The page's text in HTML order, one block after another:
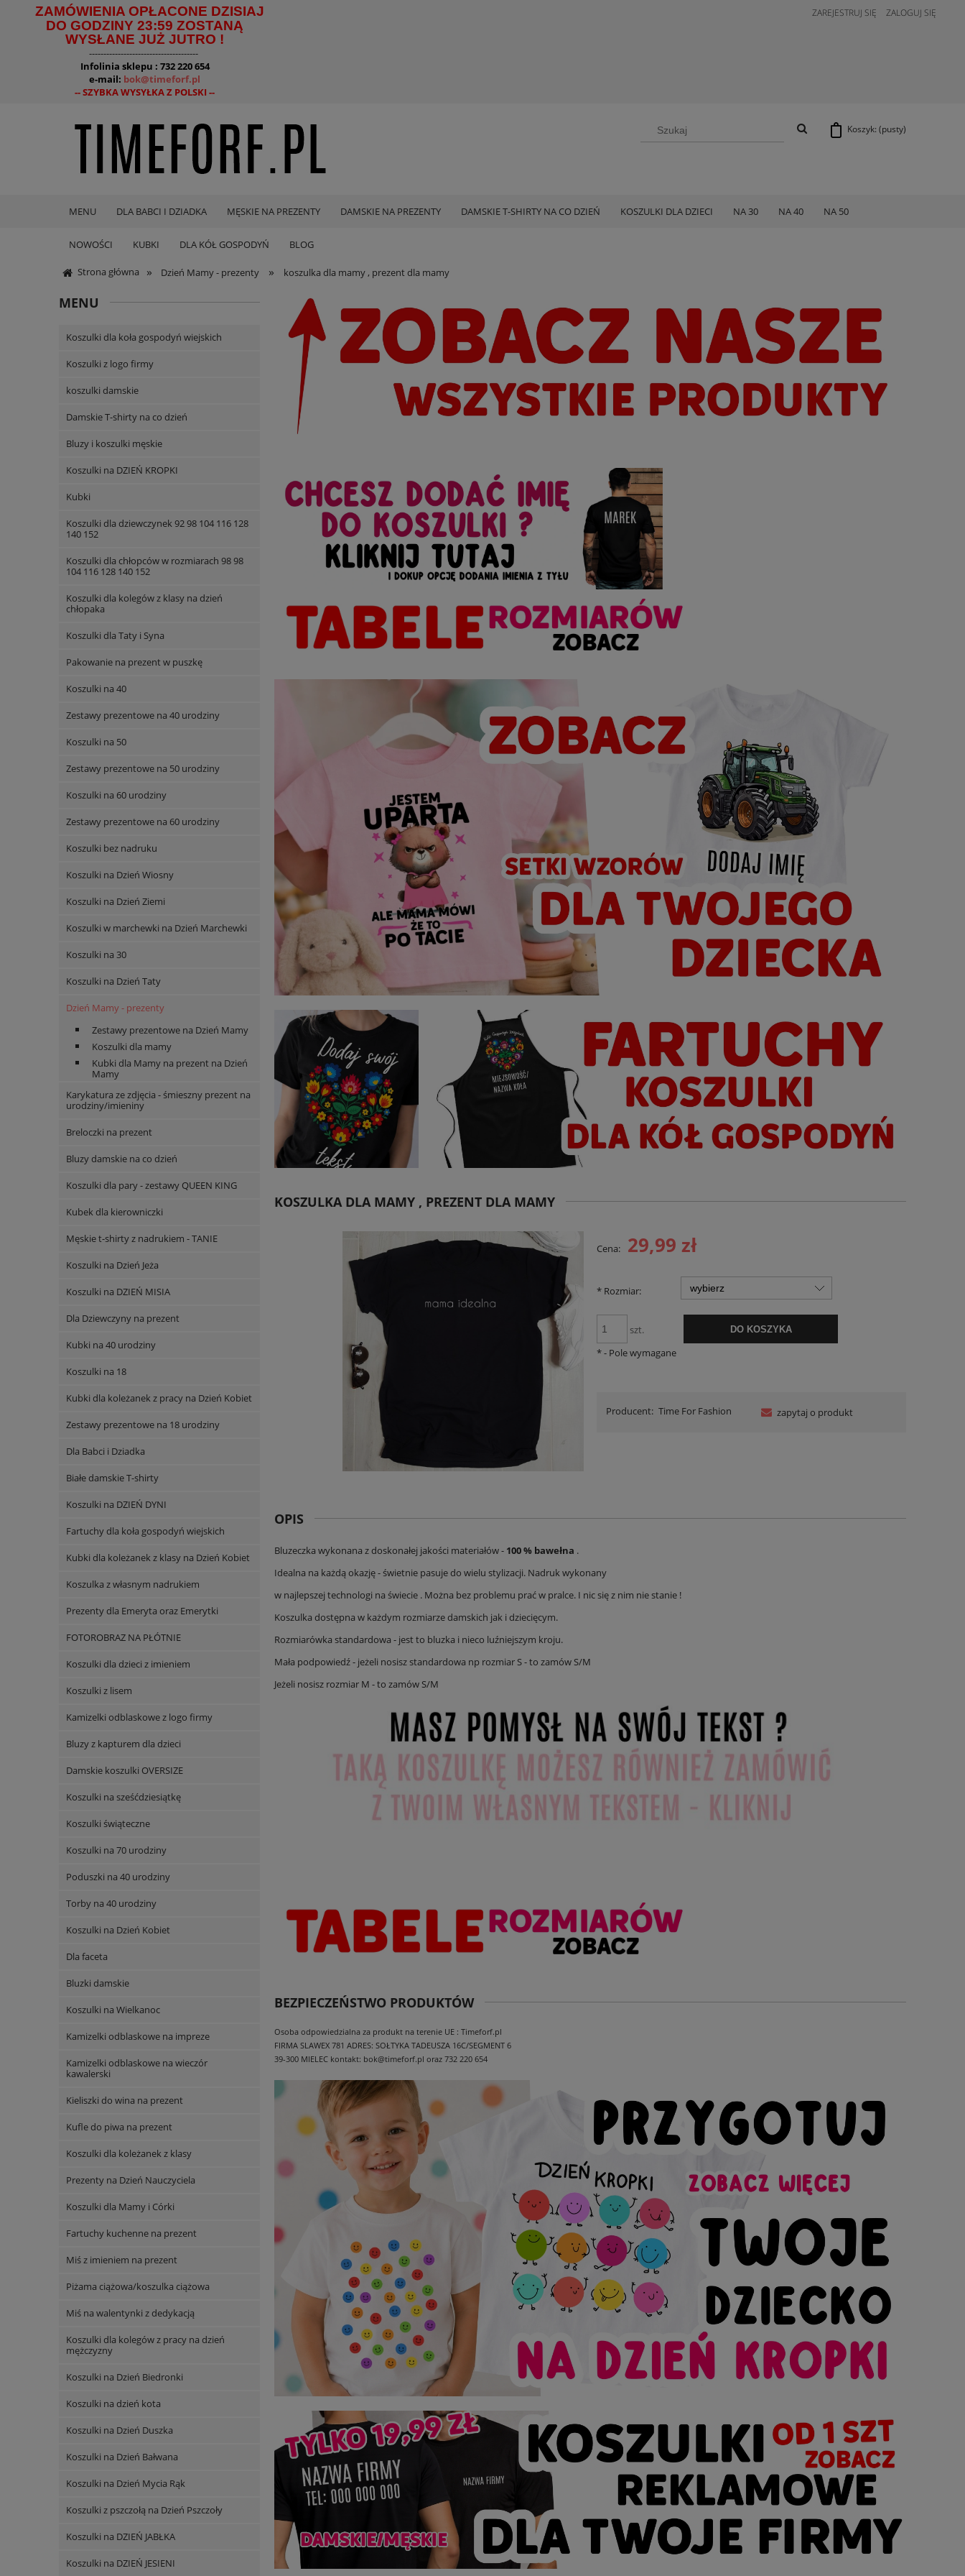
ZAMÓWIENIA OPŁACONE DZISIAJ
DO GODZINY 23:59 ZOSTANĄ
WYSŁANE JUŻ JUTRO !
--------------------------------------
Infolinia sklepu : 732 220 654
e-mail: bok@timeforf.pl
-- SZYBKA WYSYŁKA Z POLSKI --
ZAREJESTRUJ SIĘ ZALOGUJ SIĘ
Koszyk: (pusty)
MENU DLA BABCI I DZIADKA MĘSKIE NA PREZENTY DAMSKIE NA PREZENTY DAMSKIE T-SHIRTY NA CO DZIEŃ KOSZULKI DLA DZIECI NA 30 NA 40 NA 50
NOWOŚCI KUBKI DLA KÓŁ GOSPODYŃ BLOG
Strona główna » Dzień Mamy - prezenty » koszulka dla mamy , prezent dla mamy
MENU
Koszulki dla koła gospodyń wiejskich
Koszulki z logo firmy
koszulki damskie
Damskie T-shirty na co dzień
Bluzy i koszulki męskie
Koszulki na DZIEŃ KROPKI
Kubki
Koszulki dla dziewczynek 92 98 104 116 128
140 152
Koszulki dla chłopców w rozmiarach 98 98
104 116 128 140 152
Koszulki dla kolegów z klasy na dzień
chłopaka
Koszulki dla Taty i Syna
Pakowanie na prezent w puszkę
Koszulki na 40
Zestawy prezentowe na 40 urodziny
Koszulki na 50
Zestawy prezentowe na 50 urodziny
Koszulki na 60 urodziny
Zestawy prezentowe na 60 urodziny
Koszulki bez nadruku
Koszulki na Dzień Wiosny
Koszulki na Dzień Ziemi
Koszulki w marchewki na Dzień Marchewki
Koszulki na 30
Koszulki na Dzień Taty
Dzień Mamy - prezenty
Zestawy prezentowe na Dzień Mamy
Koszulki dla mamy
Kubki dla Mamy na prezent na Dzień
Mamy
Karykatura ze zdjęcia - śmieszny prezent na
urodziny/imieniny
Breloczki na prezent
Bluzy damskie na co dzień
Koszulki dla pary - zestawy QUEEN KING
Kubek dla kierowniczki
Męskie t-shirty z nadrukiem - TANIE
Koszulki na Dzień Jeża
Koszulki na DZIEŃ MISIA
Dla Dziewczyny na prezent
Kubki na 40 urodziny
Koszulki na 18
Kubki dla koleżanek z pracy na Dzień Kobiet
Zestawy prezentowe na 18 urodziny
Dla Babci i Dziadka
Białe damskie T-shirty
Koszulki na DZIEŃ DYNI
Fartuchy dla koła gospodyń wiejskich
Kubki dla koleżanek z klasy na Dzień Kobiet
Koszulka z własnym nadrukiem
Prezenty dla Emeryta oraz Emerytki
FOTOROBRAZ NA PŁÓTNIE
Koszulki dla dzieci z imieniem
Koszulki z lisem
Kamizelki odblaskowe z logo firmy
Bluzy z kapturem dla dzieci
Damskie koszulki OVERSIZE
Koszulki na sześćdziesiątkę
Koszulki świąteczne
Koszulki na 70 urodziny
Poduszki na 40 urodziny
Torby na 40 urodziny
Koszulki na Dzień Kobiet
Dla faceta
Bluzki damskie
Koszulki na Wielkanoc
Kamizelki odblaskowe na impreze
Kamizelki odblaskowe na wieczór
kawalerski
Kieliszki do wina na prezent
Kufle do piwa na prezent
Koszulki dla koleżanek z klasy
Prezenty na Dzień Nauczyciela
Koszulki dla Mamy i Córki
Fartuchy kuchenne na prezent
Miś z imieniem na prezent
Piżama ciążowa/koszulka ciążowa
Miś na walentynki z dedykacją
Koszulki dla kolegów z pracy na dzień
mężczyzny
Koszulki na Dzień Biedronki
Koszulki na dzień kota
Koszulki na Dzień Duszka
Koszulki na Dzień Bałwana
Koszulki na Dzień Mycia Rąk
Koszulki z pszczołą na Dzień Pszczoły
Koszulki na DZIEŃ JABŁKA
Koszulki na DZIEŃ JESIENI
KOSZULKA DLA MAMY , PREZENT DLA MAMY
Cena: 29,99 zł
* Rozmiar:
szt. DO KOSZYKA
*- Pole wymagane
Producent: Time For Fashion zapytaj o produkt
OPIS
Bluzeczka wykonana z doskonałej jakości materiałów - 100 % bawełna .
Idealna na każdą okazję - świetnie pasuje do wielu stylizacji. Nadruk wykonany
w najlepszej technologi na świecie . Można bez problemu prać w pralce. I nic się z nim nie stanie !
Koszulka dostępna w każdym rozmiarze damskich jak i dziecięcym.
Rozmiarówka standardowa - jest to bluzka i nieco luźniejszym kroju.
Mała podpowiedź - jeżeli nosisz standardowa np rozmiar S - to zamów S/M
Jeżeli nosisz rozmiar M - to zamów S/M
BEZPIECZEŃSTWO PRODUKTÓW
Osoba odpowiedzialna za produkt na terenie UE : Timeforf.pl
FIRMA SLAWEX 781 ADRES: SOŁTYKA TADEUSZA 16C/SEGMENT 6
39-300 MIELEC kontakt: bok@timeforf.pl oraz 732 220 654